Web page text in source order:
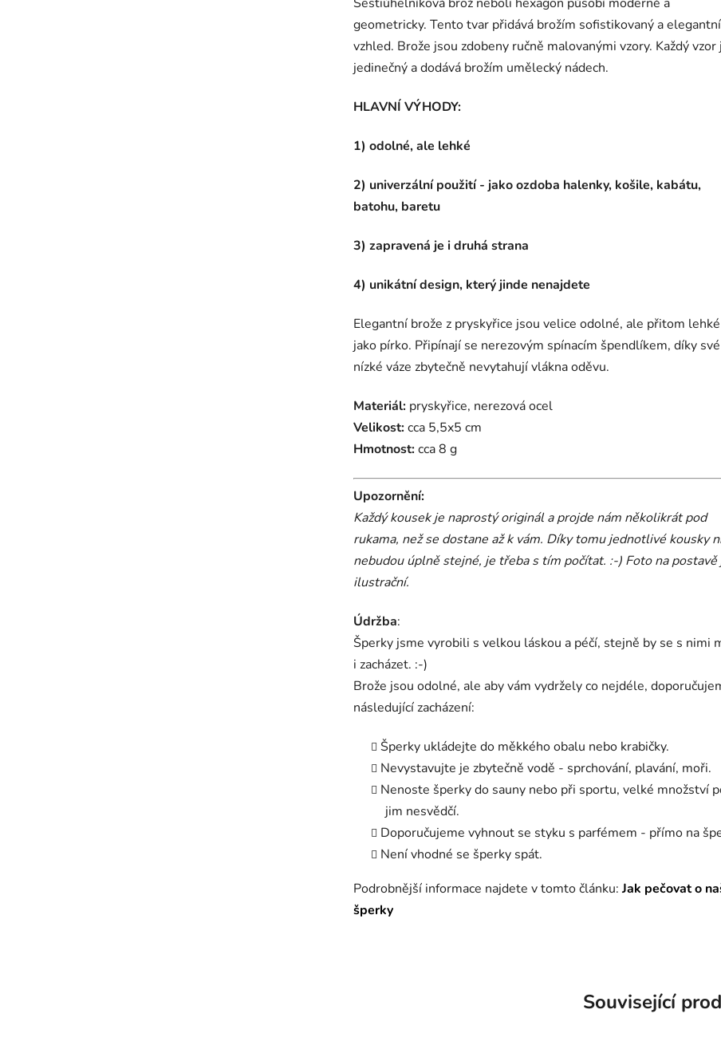
geometricky. Tento tvar přidává brožím sofistikovaný a elegantní
vzhled. Brože jsou zdobeny ručně malovanými vzory. Každý vzor
jedinečný a dodává brožím umělecký nádech.
HLAVNÍ VÝHODY:
1) odolné, ale lehké
2) univerzální použití - jako ozdoba halenky, košile, kabátu,
batohu, baretu
3) zapravená je i druhá strana
4) unikátní design, který jinde nenajdete
Elegantní brože z pryskyřice jsou velice odolné, ale přitom lehké
jako pírko. Připínají se nerezovým spínacím špendlíkem, díky své
nízké váze zbytečně nevytahují vlákna oděvu.
Materiál: pryskyřice, nerezová ocel
Velikost:cca 5,5x5 cm
Hmotnost:cca 8 g
Upozornění:
Každý kousek je naprostý originál a projde nám několikrát pod
rukama, než se dostane až k vám. Díky tomu jednotlivé kousky
nebudou úplně stejné, je třeba s tím počítat. :-) Foto na postavě
ilustrační.
Údržba:
Šperky jsme vyrobili s velkou láskou a péčí, stejně by se s nimi
i zacházet. :-)
Brože jsou odolné, ale aby vám vydržely co nejdéle,
následující zacházení:
Šperky ukládejte do měkkého obalu nebo krabičky.
Nevystavujte je zbytečně vodě - sprchování, plavání, moři.
Nenoste šperky do sauny nebo při sportu, velké množství
jim nesvědčí.
Doporučujeme vyhnout se styku s parfémem - přímo na
Není vhodné se šperky spát.
Podrobnější informace najdete v tomto článku:Jak pečovat o
šperky
Související